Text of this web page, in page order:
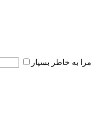
مرا به خاطر بسپار